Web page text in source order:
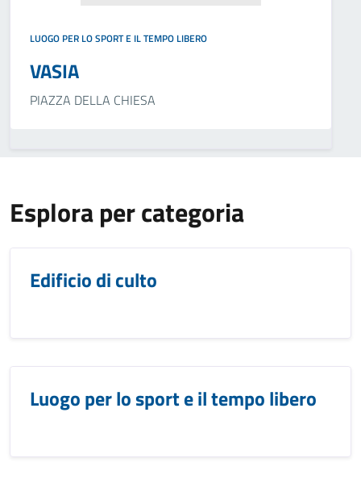
LUOGO PER LO SPORT E IL TEMPO LIBERO
VASIA
PIAZZA DELLA CHIESA
Esplora per categoria
Edificio di culto
Luogo per lo sport e il tempo libero